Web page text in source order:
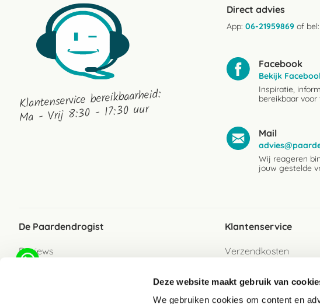
Deze website maakt gebruik van
We gebruiken cookies om content en
Klantenservice bereikbaarheid:
Ma - Vrij 8:30 - 17:30 uur
Direct advies
App: 06-21959869 of bel:
Facebook
Bekijk
Inspiratie,
bereikbaar voor
Mail
Wij reageren
jouw gestelde
De Paardendrogist
Reviews
Klantenservice
Verzendkosten
Betaalwijzen